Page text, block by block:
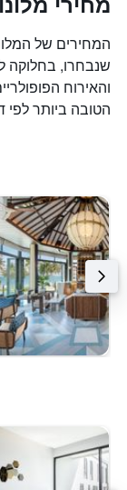
המחירים של
שנבחרו, בחלוקה
והאירוח
הטובה ביותר לפי